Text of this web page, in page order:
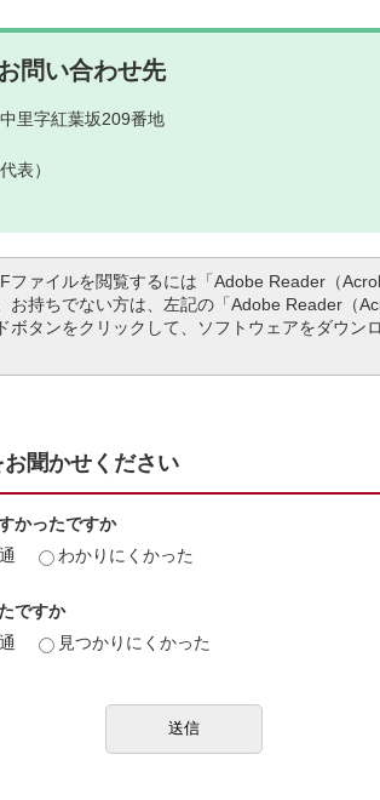
問い合わせ先
里字紅葉坂209番地
表）
ファイルを閲覧するには「Adobe Reader（
お持ちでない方は、左記の「Adobe Reader（
ボタンをクリックして、ソフトウェアをダウン
聞かせください
かったですか
わかりにくかった
ですか
見つかりにくかった